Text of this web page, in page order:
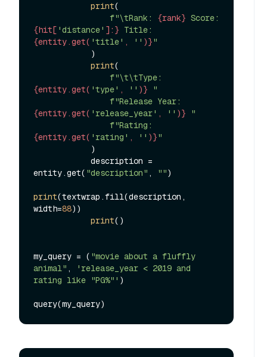
print(
f"\tRank: {rank}
{hit[ 'distance' ]:}
{entity.get( 'title' , '' )}"
print(
{entity.get( 'type' , '' )} "
{entity.get( 'release_year' , '' )} "
{entity.get( 'rating' , '' )}"
entity.get( "description" , "")
print(textwrap.fill(description,
width=88))
print()
my_query = ( "movie about a fluffly
animal" ,
'release_year < 2019 and
rating like "PG%"' )